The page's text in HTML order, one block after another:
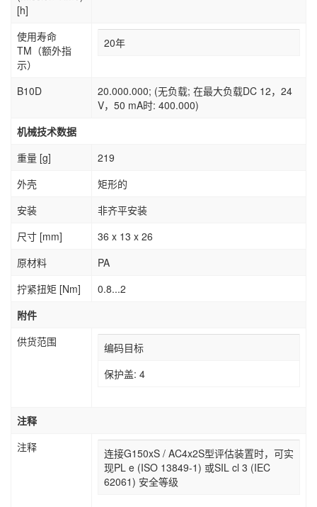
[h]
使用寿命
TM（额外指
示）
20年
B10D
20.000.000; (无负载; 在最大负载DC 12，24
V，50 mA时: 400.000)
机械技术数据
重量 [g]
219
外壳
矩形的
安装
非齐平安装
尺寸 [mm]
36 x 13 x 26
原材料
PA
拧紧扭矩 [Nm]
0.8...2
附件
供货范围
编码目标
保护盖: 4
注释
注释
连接G150xS / AC4x2S型评估装置时，可实
现PL e (ISO 13849-1) 或SIL cl 3 (IEC
62061) 安全等级